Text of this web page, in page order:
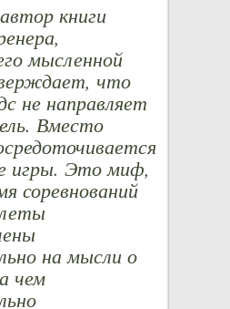
книги
мысленной
что
не направляет
Вместо
игры. Это миф,
соревнований
на мысли о
чем